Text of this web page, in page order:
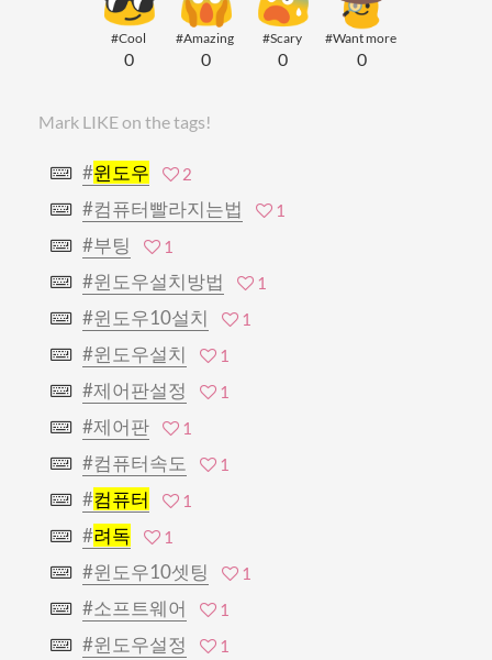
#Cool
0
#Amazing
0
#Scary
0
#Want more
0
Mark LIKE on the tags!
2
#윈도우
1
#컴퓨터빨라지는법
1
#부팅
1
#윈도우설치방법
1
#윈도우10설치
1
#윈도우설치
1
#제어판설정
1
#제어판
1
#컴퓨터속도
1
#컴퓨터
1
#려독
1
#윈도우10셋팅
1
#소프트웨어
1
#윈도우설정